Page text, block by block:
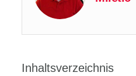
Inhaltsverzeichnis